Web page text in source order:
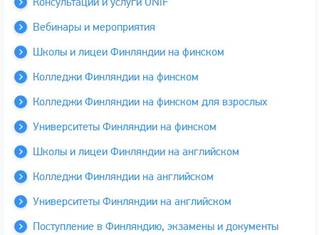
Вебинары и мероприятия
Школы и лицеи Финляндии на финском
Колледжи Финляндии на финском
Колледжи Финляндии на финском для взрослых
Университеты Финляндии на финском
Школы и лицеи Финляндии на английском
Колледжи Финляндии на английском
Университеты Финляндии на английском
Поступление в Финляндию, экзамены и документы